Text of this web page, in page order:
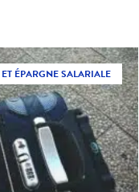
ÉPARGNE SALARIALE